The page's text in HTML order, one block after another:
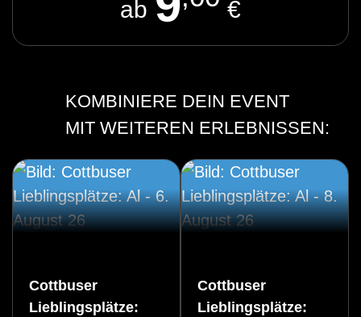
ab €
KOMBINIERE DEIN EVENT
MIT WEITEREN ERLEBNISSEN:
Cottbuser
Lieblingsplätze:
Cottbuser
Lieblingsplätze: